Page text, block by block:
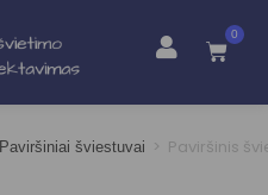
0
Paviršiniai šviestuvai > Paviršinis